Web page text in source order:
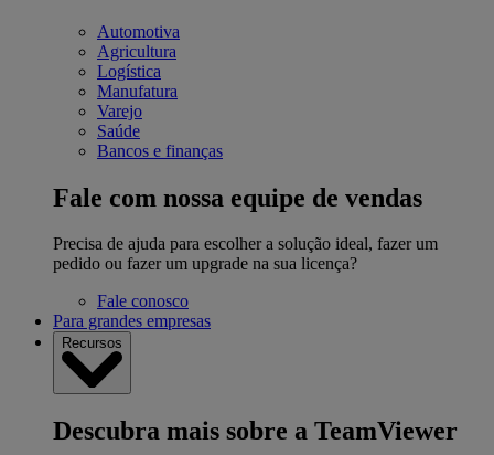
Automotiva
Agricultura
Logística
Manufatura
Varejo
Saúde
Bancos e finanças
Fale com nossa equipe de vendas
Precisa de ajuda para escolher a solução ideal, fazer um
pedido ou fazer um upgrade na sua licença?
Fale conosco
Para grandes empresas
Recursos
Descubra mais sobre a TeamViewer